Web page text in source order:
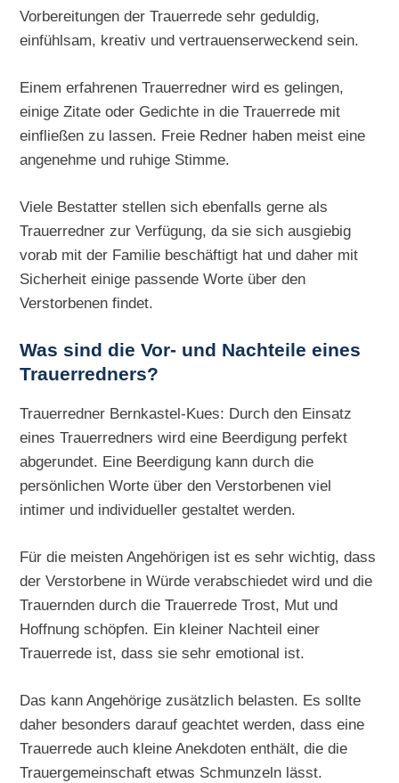
Vorbereitungen der Trauerrede sehr geduldig,
einfühlsam, kreativ und vertrauenserweckend sein.
Einem erfahrenen Trauerredner wird es gelingen,
einige Zitate oder Gedichte in die Trauerrede mit
einfließen zu lassen. Freie Redner haben meist eine
angenehme und ruhige Stimme.
Viele Bestatter stellen sich ebenfalls gerne als
Trauerredner zur Verfügung, da sie sich ausgiebig
vorab mit der Familie beschäftigt hat und daher mit
Sicherheit einige passende Worte über den
Verstorbenen findet.
Was sind die Vor- und Nachteile eines
Trauerredners?
Trauerredner Bernkastel-Kues: Durch den Einsatz
eines Trauerredners wird eine Beerdigung perfekt
abgerundet. Eine Beerdigung kann durch die
persönlichen Worte über den Verstorbenen viel
intimer und individueller gestaltet werden.
Für die meisten Angehörigen ist es sehr wichtig, dass
der Verstorbene in Würde verabschiedet wird und die
Trauernden durch die Trauerrede Trost, Mut und
Hoffnung schöpfen. Ein kleiner Nachteil einer
Trauerrede ist, dass sie sehr emotional ist.
Das kann Angehörige zusätzlich belasten. Es sollte
daher besonders darauf geachtet werden, dass eine
Trauerrede auch kleine Anekdoten enthält, die die
Trauergemeinschaft etwas Schmunzeln lässt.